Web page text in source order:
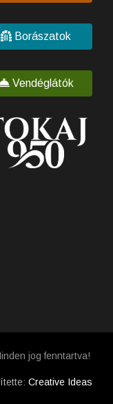
Borászatok
Vendéglátók
jog fenntartva!
Creative Ideas